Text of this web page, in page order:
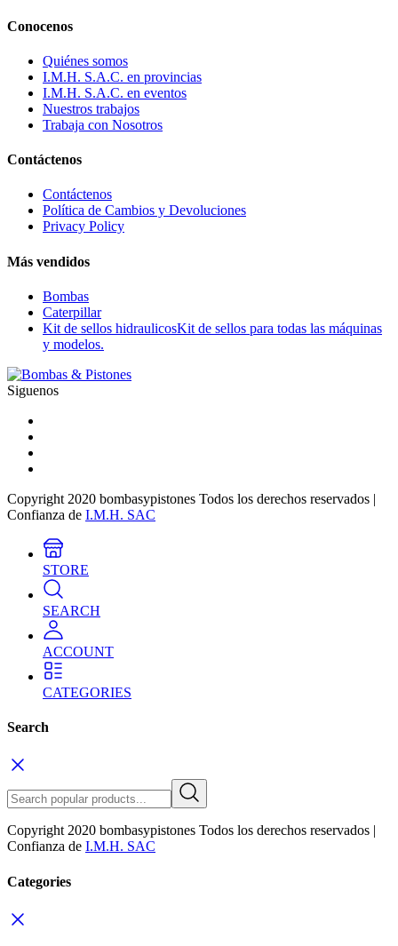
Conocenos
Quiénes somos
I.M.H. S.A.C. en provincias
I.M.H. S.A.C. en eventos
Nuestros trabajos
Trabaja con Nosotros
Contáctenos
Contáctenos
Política de Cambios y Devoluciones
Privacy Policy
Más vendidos
Bombas
Caterpillar
Kit de sellos hidraulicosKit de sellos para todas las máquinas
y modelos.
Siguenos
Copyright 2020 bombasypistones Todos los derechos reservados |
Confianza de I.M.H. SAC
STORE
SEARCH
ACCOUNT
CATEGORIES
Search
Copyright 2020 bombasypistones Todos los derechos reservados |
Confianza de I.M.H. SAC
Categories